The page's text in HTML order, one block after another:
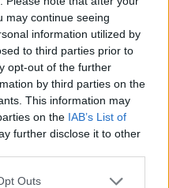
may continue seeing
information utilized by
to third parties prior to
opt-out of the further
by third parties on the
This information may
on the IAB’s List of
further disclose it to other
Outs
los Infiernos